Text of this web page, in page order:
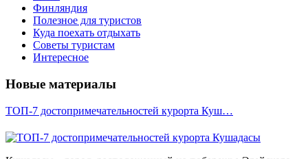
Финляндия
Полезное для туристов
Куда поехать отдыхать
Советы туристам
Интересное
Новые материалы
ТОП-7 достопримечательностей курорта Куш…